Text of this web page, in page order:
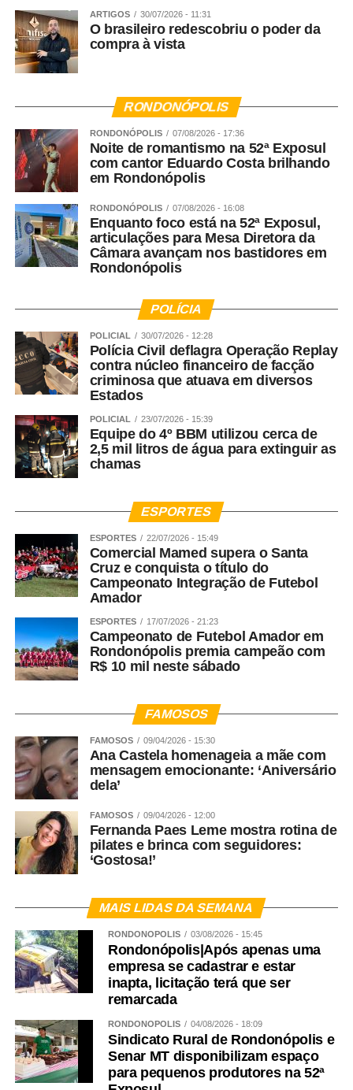
Fonte:Prefeitura de Sorriso – MT
WhatsApp
Facebook
Twitter
ARTIGOS 30/07/2026 - 11:31
O brasileiro redescobriu o poder da
compra à vista
RONDONÓPOLIS
RONDONÓPOLIS 07/08/2026 - 17:36
Noite de romantismo na 52ª Exposul
com cantor Eduardo Costa brilhando
em Rondonópolis
RONDONÓPOLIS 07/08/2026 - 16:08
Enquanto foco está na 52ª Exposul,
articulações para Mesa Diretora da
Câmara avançam nos bastidores em
Rondonópolis
POLÍCIA
POLICIAL 30/07/2026 - 12:28
Polícia Civil deflagra Operação Replay
contra núcleo financeiro de facção
criminosa que atuava em diversos
Estados
POLICIAL 23/07/2026 - 15:39
Equipe do 4º BBM utilizou cerca de
2,5 mil litros de água para extinguir as
chamas
ESPORTES
ESPORTES 22/07/2026 - 15:49
Comercial Mamed supera o Santa
Cruz e conquista o título do
Campeonato Integração de Futebol
Amador
ESPORTES 17/07/2026 - 21:23
Campeonato de Futebol Amador em
Rondonópolis premia campeão com
R$ 10 mil neste sábado
FAMOSOS
FAMOSOS 09/04/2026 - 15:30
Ana Castela homenageia a mãe com
mensagem emocionante: ‘Aniversário
dela’
FAMOSOS 09/04/2026 - 12:00
Fernanda Paes Leme mostra rotina de
pilates e brinca com seguidores:
‘Gostosa!’
MAIS LIDAS DA SEMANA
RONDONÓPOLIS 03/08/2026 - 15:45
Rondonópolis|Após apenas uma
empresa se cadastrar e estar
inapta, licitação terá que ser
remarcada
RONDONÓPOLIS 04/08/2026 - 18:09
Sindicato Rural de Rondonópolis e
Senar MT disponibilizam espaço
para pequenos produtores na 52ª